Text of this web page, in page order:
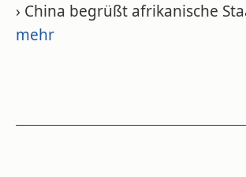
› China begrüßt afrikanische
mehr